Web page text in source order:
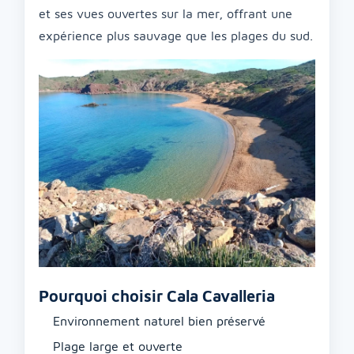
et ses vues ouvertes sur la mer, offrant une
expérience plus sauvage que les plages du sud.
Pourquoi choisir Cala Cavalleria
Environnement naturel bien préservé
Plage large et ouverte